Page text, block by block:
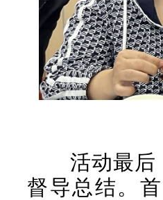
活动最后
督导总结。